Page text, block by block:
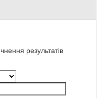
результатів